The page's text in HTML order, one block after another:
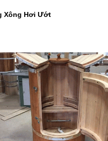
Xông Hơi Ướt